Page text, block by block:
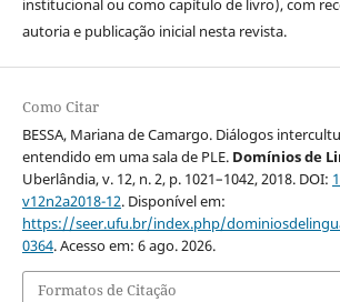
institucional ou como capítulo de livro), com
autoria e publicação inicial nesta revista.
Como Citar
BESSA, Mariana de Camargo. Diálogos
entendido em uma sala de PLE. Domínios de
Uberlândia, v. 12, n. 2, p. 1021–1042, 2018. DOI:
v12n2a2018-12. Disponível em:
https://seer.ufu.br/index.php/
0364. Acesso em: 6 ago. 2026.
Formatos de Citação